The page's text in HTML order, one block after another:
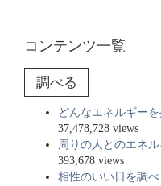
コンテンツ一覧
調べる
どんなエネルギー
37,478,728 views
周りの人とのエネ
393,678 views
相性のいい日を調べ